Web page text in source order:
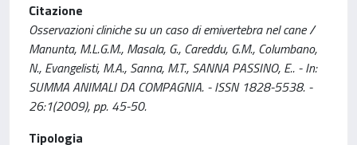
Citazione
Osservazioni cliniche su un caso di emivertebra nel cane /
Manunta, M.L.G.M., Masala, G., Careddu, G.M., Columbano,
N., Evangelisti, M.A., Sanna, M.T., SANNA PASSINO, E.. - In:
SUMMA ANIMALI DA COMPAGNIA. - ISSN 1828-5538. -
26:1(2009), pp. 45-50.
Tipologia